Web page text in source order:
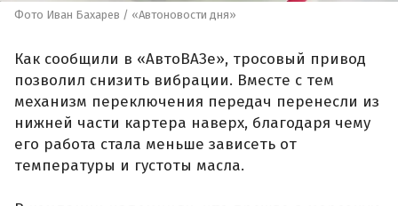
Фото Иван Бахарев / «Автоновости дня»
Как сообщили в «АвтоВАЗе», тросовый привод
позволил снизить вибрации. Вместе с тем
механизм переключения передач перенесли из
нижней части картера наверх, благодаря чему
его работа стала меньше зависеть от
температуры и густоты масла.